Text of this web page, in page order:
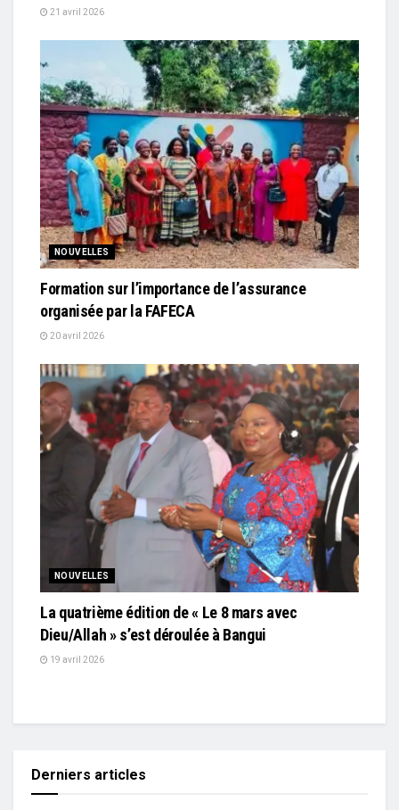
21 avril 2026
NOUVELLES
Formation sur l’importance de l’assurance
organisée par la FAFECA
20 avril 2026
NOUVELLES
La quatrième édition de « Le 8 mars avec
Dieu/Allah » s’est déroulée à Bangui
19 avril 2026
Derniers articles